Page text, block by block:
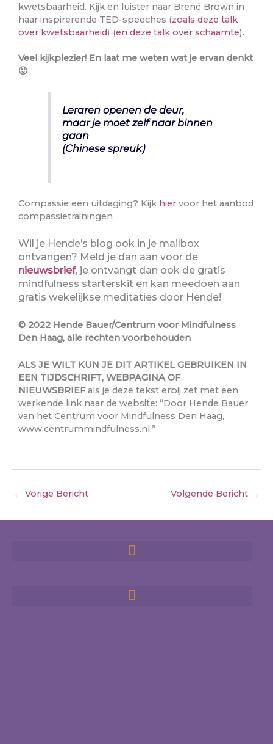
kwetsbaarheid. Kijk en luister naar Brené Brown in
haar inspirerende TED-speeches (zoals deze talk
over kwetsbaarheid) (en deze talk over schaamte).
Veel kijkplezier! En laat me weten wat je ervan denkt
🙂
Leraren openen de deur,
maar je moet zelf naar binnen
gaan
(Chinese spreuk)
Compassie een uitdaging? Kijk hier voor het aanbod
compassietrainingen
Wil je Hende’s blog ook in je mailbox
ontvangen? Meld je dan aan voor de
nieuwsbrief, je ontvangt dan ook de gratis
mindfulness starterskit en kan meedoen aan
gratis wekelijkse meditaties door Hende!
© 2022 Hende Bauer/Centrum voor Mindfulness
Den Haag, alle rechten voorbehouden
ALS JE WILT KUN JE DIT ARTIKEL GEBRUIKEN IN
EEN TIJDSCHRIFT, WEBPAGINA OF
NIEUWSBRIEFals je deze tekst erbij zet met een
werkende link naar de website: “Door Hende Bauer
van het Centrum voor Mindfulness Den Haag,
www.centrummindfulness.nl.”
← Vorige Bericht Volgende Bericht →